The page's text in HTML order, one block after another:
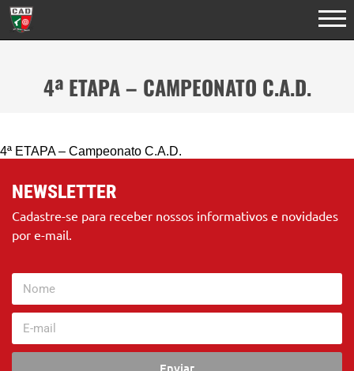
4ª ETAPA – CAMPEONATO C.A.D.
4ª ETAPA – Campeonato C.A.D.
NEWSLETTER
Cadastre-se para receber nossos informativos e novidades
por e-mail.
Enviar